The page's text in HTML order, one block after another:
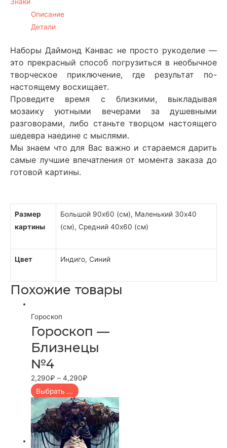
Знаки
Описание
Детали
Наборы Даймонд Канвас не просто рукоделие —
это прекрасный способ погрузиться в необычное
творческое приключение, где результат по-
настоящему восхищает.
Проведите время с близкими, выкладывая
мозаику уютными вечерами за душевными
разговорами, либо станьте творцом настоящего
шедевра наедине с мыслями.
Мы знаем что для Вас важно и стараемся дарить
самые лучшие впечатления от момента заказа до
готовой картины.
Размер
картины
Большой 90х60 (см), Маленький 30х40
(см), Средний 40х60 (см)
Цвет Индиго, Синий
Похожие товары
Гороскоп
Гороскоп —
Близнецы
№4
2,290₽ –4,290₽
Выбрать ...